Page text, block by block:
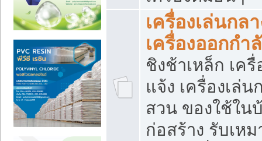
เครื่องเล่นกล
เครื่องออกกำ
ชิงช้าเหล็ก เค
แจ้ง เครื่องเล่น
สวน ของใช้ใน
ก่อสร้าง รับเห